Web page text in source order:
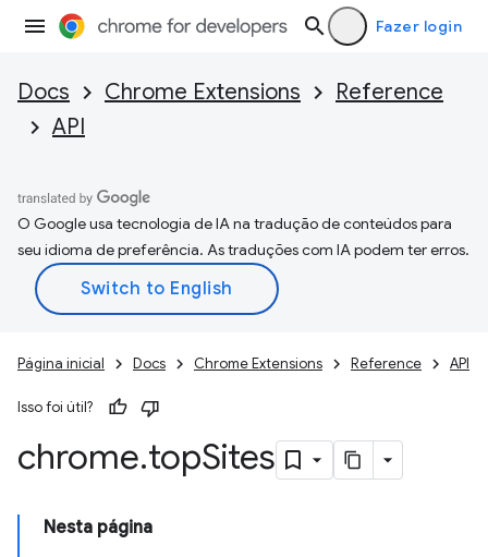
Fazer login
Docs Chrome Extensions
Reference
API
O Google usa tecnologia de IA na tradução de conteúdos para
seu idioma de preferência. As traduções com IA podem ter erros.
Página inicial Docs Chrome Extensions Reference API
Isso foi útil?
chrome.topSites
Nesta página